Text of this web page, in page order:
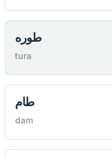
طوره
tura
طام
dam